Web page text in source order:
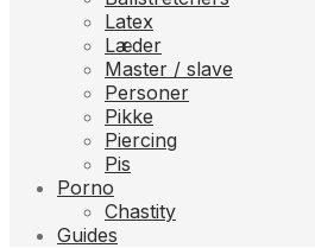
Latex
Læder
Master / slave
Personer
Pikke
Piercing
Pis
Porno
Chastity
Guides